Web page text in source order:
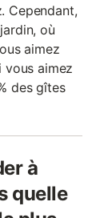
Cependant,
où
aimez
vous aimez
des gîtes
à
quelle